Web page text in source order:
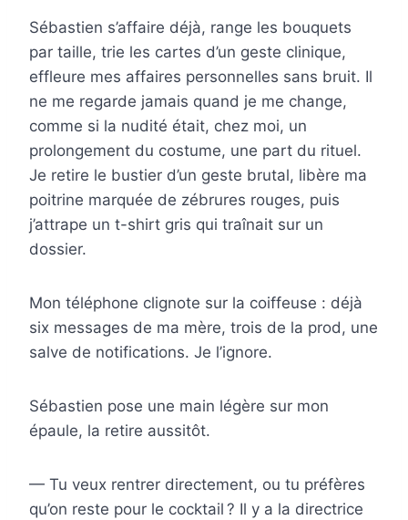
Sébastien s’affaire déjà, range les bouquets
par taille, trie les cartes d’un geste clinique,
effleure mes affaires personnelles sans bruit. Il
ne me regarde jamais quand je me change,
comme si la nudité était, chez moi, un
prolongement du costume, une part du rituel.
Je retire le bustier d’un geste brutal, libère ma
poitrine marquée de zébrures rouges, puis
j’attrape un t-shirt gris qui traînait sur un
dossier.
Mon téléphone clignote sur la coiffeuse : déjà
six messages de ma mère, trois de la prod, une
salve de notifications. Je l’ignore.
Sébastien pose une main légère sur mon
épaule, la retire aussitôt.
— Tu veux rentrer directement, ou tu préfères
qu’on reste pour le cocktail ? Il y a la directrice